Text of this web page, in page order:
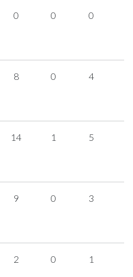
0 0 0
8 0 4
14 1 5
9 0 3
2 0 1